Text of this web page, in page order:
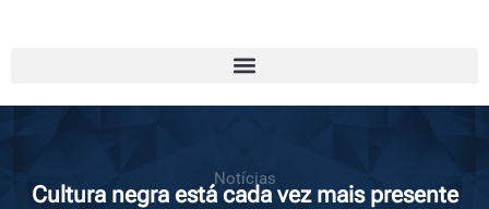
Notícias
Cultura negra está cada vez mais presente